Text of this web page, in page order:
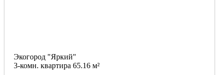
Экогород "Яркий"
3-комн. квартира 65.16 м²